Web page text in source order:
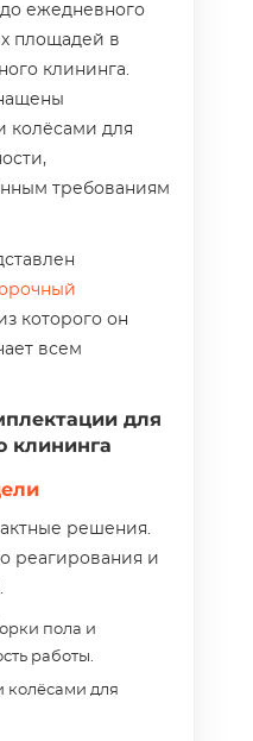
ежедневного
площадей в
клининга.
колёсами для
требованиям
которого он
всем
для
клининга
решения.
реагирования и
пола и
работы.
для